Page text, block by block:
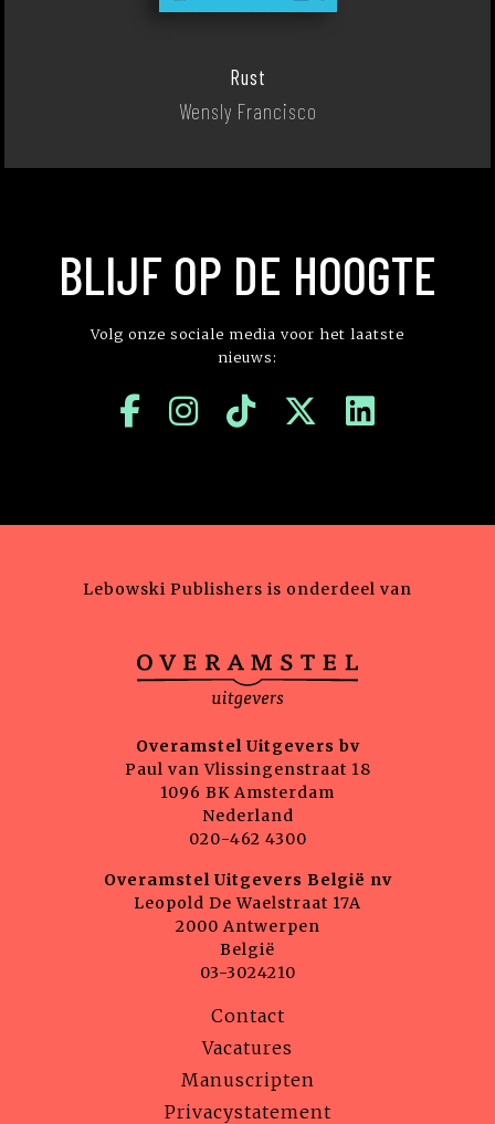
Rust
Wensly Francisco
BLIJF OP DE HOOGTE
Volg onze sociale media voor het laatste
nieuws:
Lebowski Publishers is onderdeel van
Overamstel Uitgevers bv
Paul van Vlissingenstraat 18
1096 BK Amsterdam
Nederland
020-462 4300
Overamstel Uitgevers België nv
Leopold De Waelstraat 17A
2000 Antwerpen
België
03-3024210
Contact
Vacatures
Manuscripten
Privacystatement